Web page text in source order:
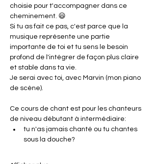
choisie pour t'accompagner dans ce
cheminement. 😃
Si tu as fait ce pas, c'est parce que la
musique représente une partie
importante de toi et tu sens le besoin
profond de l'intégrer de façon plus claire
et stable dans ta vie.
Je serai avec toi, avec Marvin (mon piano
de scène).
Ce cours de chant est pour les chanteurs
de niveau débutant à intermédiaire:
tu n'as jamais chanté ou tu chantes
sous la douche?